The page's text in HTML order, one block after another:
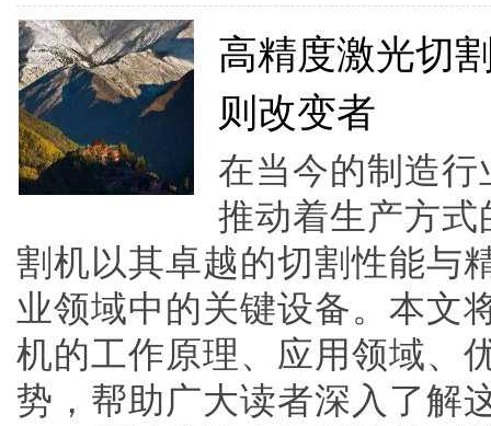
高精度激光切
则改变者
在当今的制造
推动着生产方
割机以其卓越的切割性能与
业领域中的关键设备。本文
机的工作原理、应用领域、
势，帮助广大读者深入了解